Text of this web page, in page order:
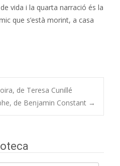
vida i la quarta narració és la
que s’està morint, a casa
de Teresa Cunillé
de Benjamin Constant →